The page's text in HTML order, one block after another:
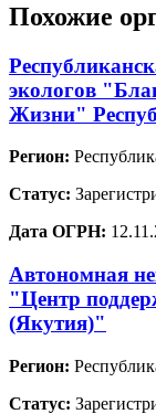
Похожие
экологов
Жизни"
Регион:
Статус:
Дата ОГРН:
Автономная
"Центр
(Якутия)"
Регион:
Статус: